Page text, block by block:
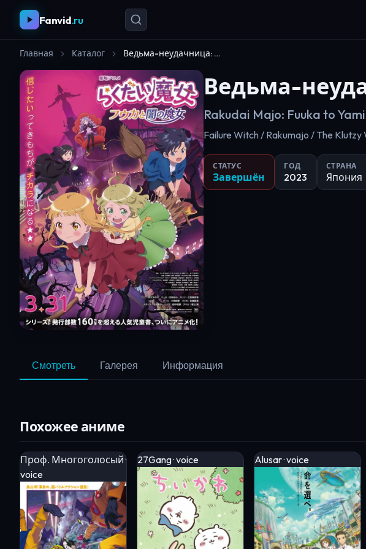
Fanvid.ru
Главная Каталог Ведьма-неудачница: Фука и тёмная ведьма
Ведьма-
Rakudai Majo: Fuuka to
Failure Witch / Rakumajo / The
СТАТУС
Завершён
ГОД
2023
СТРАНА
Япония
Смотреть Галерея Информация
Похожее аниме
Проф. Многоголосый ·
voice
27Gang · voice Alusar · voice